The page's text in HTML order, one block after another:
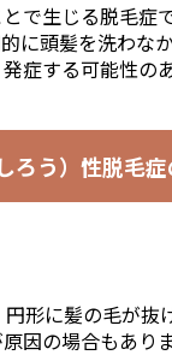
で生じる脱毛
に頭髪を洗わな
症する可能性の
ろう）性脱毛症
形に髪の毛が
因の場合もありま